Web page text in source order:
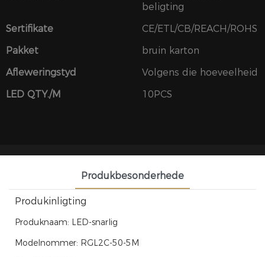
beligting
Sertifikate
CE/ETL/CB/REACH/ROHS
Pakket
bruin karton
Afleweringstyd
Volgens die hoeveelheid
LED QTY./M
10PCS
Produkbesonderhede
Produkinligting
Produknaam: LED-snarlig
Modelnommer: RGL2C-50-5M